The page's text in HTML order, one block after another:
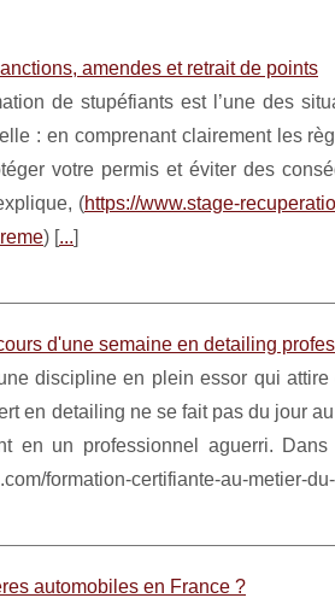
amendes et retrait de points
de stupéfiants est l’une des
: en comprenant clairement les
votre permis et éviter des
(https://www.stage-
) [...]
d'une semaine en detailing
discipline en plein essor qui
en detailing ne se fait pas du jour
en un professionnel aguerri.
formation-certifiante-au-metier-
automobiles en France ?